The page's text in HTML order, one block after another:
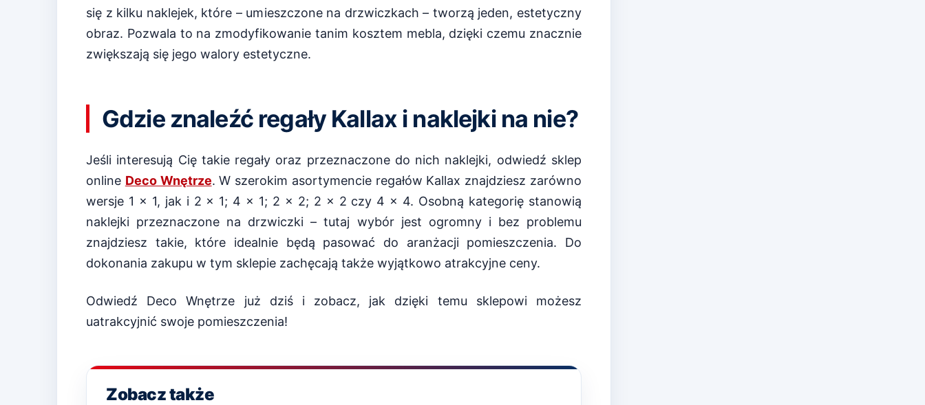
się z kilku naklejek, które – umieszczone na drzwiczkach – tworzą jeden, estetyczny
obraz. Pozwala to na zmodyfikowanie tanim kosztem mebla, dzięki czemu znacznie
zwiększają się jego walory estetyczne.
Gdzie znaleźć regały Kallax i naklejki na nie?
Jeśli interesują Cię takie regały oraz przeznaczone do nich naklejki, odwiedź sklep
online Deco Wnętrze. W szerokim asortymencie regałów Kallax znajdziesz zarówno
wersje 1 x 1, jak i 2 x 1; 4 x 1; 2 x 2; 2 x 2 czy 4 x 4. Osobną kategorię stanowią
naklejki przeznaczone na drzwiczki – tutaj wybór jest ogromny i bez problemu
znajdziesz takie, które idealnie będą pasować do aranżacji pomieszczenia. Do
dokonania zakupu w tym sklepie zachęcają także wyjątkowo atrakcyjne ceny.
Odwiedź Deco Wnętrze już dziś i zobacz, jak dzięki temu sklepowi możesz
uatrakcyjnić swoje pomieszczenia!
Zobacz także